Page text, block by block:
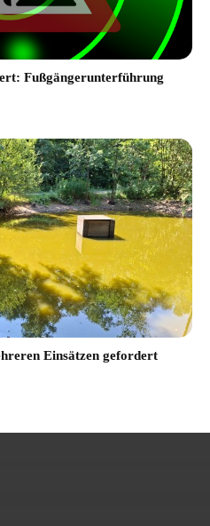
Fußgängerunterführung
Einsätzen gefordert